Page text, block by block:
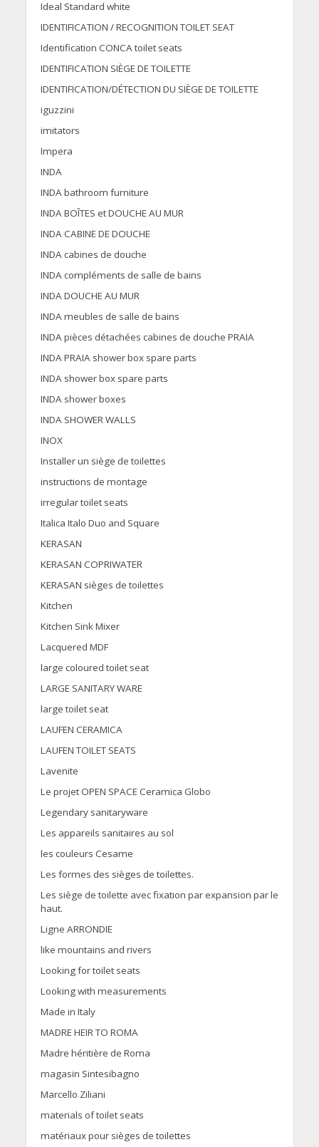
Ideal Standard white
IDENTIFICATION / RECOGNITION TOILET SEAT
Identification CONCA toilet seats
IDENTIFICATION SIÈGE DE TOILETTE
IDENTIFICATION/DÉTECTION DU SIÈGE DE TOILETTE
iguzzini
imitators
Impera
INDA
INDA bathroom furniture
INDA BOÎTES et DOUCHE AU MUR
INDA CABINE DE DOUCHE
INDA cabines de douche
INDA compléments de salle de bains
INDA DOUCHE AU MUR
INDA meubles de salle de bains
INDA pièces détachées cabines de douche PRAIA
INDA PRAIA shower box spare parts
INDA shower box spare parts
INDA shower boxes
INDA SHOWER WALLS
INOX
Installer un siège de toilettes
instructions de montage
irregular toilet seats
Italica Italo Duo and Square
KERASAN
KERASAN COPRIWATER
KERASAN sièges de toilettes
Kitchen
Kitchen Sink Mixer
Lacquered MDF
large coloured toilet seat
LARGE SANITARY WARE
large toilet seat
LAUFEN CERAMICA
LAUFEN TOILET SEATS
Lavenite
Le projet OPEN SPACE Ceramica Globo
Legendary sanitaryware
Les appareils sanitaires au sol
les couleurs Cesame
Les formes des sièges de toilettes.
Les siège de toilette avec fixation par expansion par le
haut.
Ligne ARRONDIE
like mountains and rivers
Looking for toilet seats
Looking with measurements
Made in Italy
MADRE HEIR TO ROMA
Madre héritière de Roma
magasin Sintesibagno
Marcello Ziliani
materials of toilet seats
matériaux pour sièges de toilettes